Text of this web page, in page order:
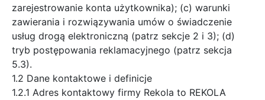
zarejestrowanie konta użytkownika); (c) warunki
zawierania i rozwiązywania umów o świadczenie
usług drogą elektroniczną (patrz sekcje 2 i 3); (d)
tryb postępowania reklamacyjnego (patrz sekcja
5.3).
1.2 Dane kontaktowe i definicje
1.2.1 Adres kontaktowy firmy Rekola to REKOLA